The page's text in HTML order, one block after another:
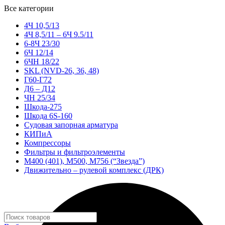
Все категории
4Ч 10,5/13
4Ч 8,5/11 – 6Ч 9.5/11
6-8Ч 23/30
6Ч 12/14
6ЧН 18/22
SKL (NVD-26, 36, 48)
Г60-Г72
Д6 – Д12
ЧН 25/34
Шкода-275
Шкода 6S-160
Судовая запорная арматура
КИПиА
Компрессоры
Фильтры и фильтроэлементы
М400 (401), М500, М756 (“Звезда”)
Движительно – рулевой комплекс (ДРК)